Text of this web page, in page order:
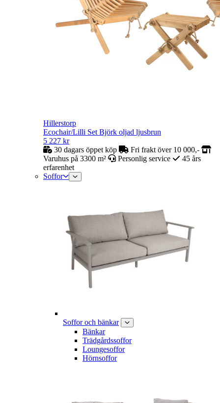
Hillerstorp
Ecochair/Lilli Set Björk oljad ljusbrun
5 227 kr
30 dagars öppet köp
Fri frakt över 10 000,-
Varuhus på 3300 m²
Personlig service
45 års
erfarenhet
Soffor
Soffor och bänkar
Bänkar
Trädgårdssoffor
Loungesoffor
Hörnsoffor